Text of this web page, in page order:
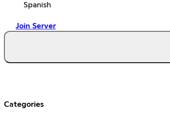
Spanish
Join Server
Categories